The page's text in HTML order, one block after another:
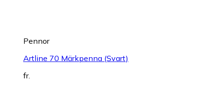
Pennor
Artline 70 Märkpenna (Svart)
fr.